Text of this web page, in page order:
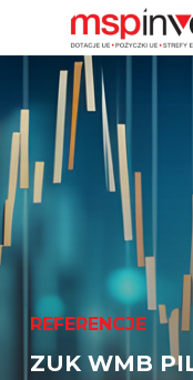
REFERENCJE
ZUK WMB